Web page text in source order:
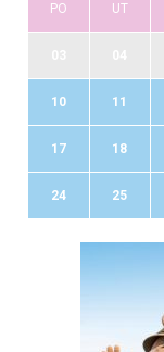
PO UT
10 11
17 18
24 25